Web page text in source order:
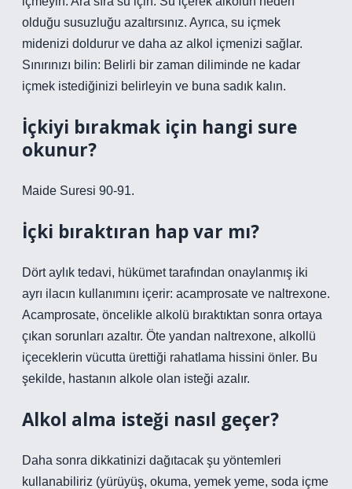
olduğu susuzluğu azaltırsınız. Ayrıca, su içmek
midenizi doldurur ve daha az alkol içmenizi sağlar.
Sınırınızı bilin: Belirli bir zaman diliminde ne kadar
içmek istediğinizi belirleyin ve buna sadık kalın.
İçkiyi bırakmak için hangi sure
okunur?
Maide Suresi 90-91.
İçki bıraktıran hap var mı?
Dört aylık tedavi, hükümet tarafından onaylanmış iki
ayrı ilacın kullanımını içerir: acamprosate ve naltrexone.
Acamprosate, öncelikle alkolü bıraktıktan sonra ortaya
çıkan sorunları azaltır. Öte yandan naltrexone, alkollü
içeceklerin vücutta ürettiği rahatlama hissini önler. Bu
şekilde, hastanın alkole olan isteği azalır.
Alkol alma isteği nasıl geçer?
Daha sonra dikkatinizi dağıtacak şu yöntemleri
kullanabiliriz (yürüyüş, okuma, yemek yeme, soda içme